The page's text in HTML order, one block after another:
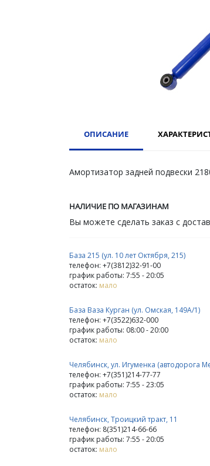
ОПИСАНИЕ
Амортизатор задней подвески
НАЛИЧИЕ ПО МАГАЗИНАМ
Вы можете сделать заказ с
База 215 (ул. 10 лет Октября, 215)
телефон: +7(3812)32-91-00
график работы: 7:55 - 20:05
остаток: мало
База Ваза Курган (ул. Омская, 149А/1)
телефон: +7(3522)632-000
график работы: 08:00 - 20:00
остаток: мало
Челябинск, ул. Игуменка (автодорога
телефон: +7(351)214-77-77
график работы: 7:55 - 23:05
остаток: мало
Челябинск, Троицкий тракт, 11
телефон: 8(351)214-66-66
график работы: 7:55 - 20:05
остаток: мало